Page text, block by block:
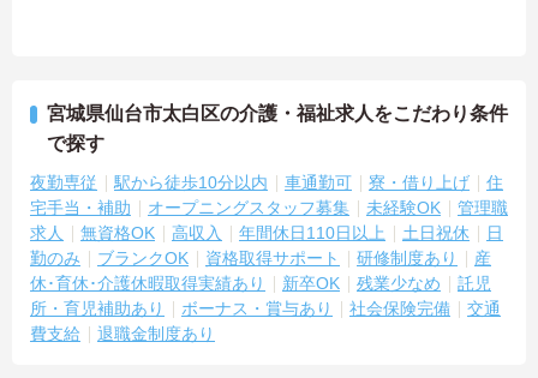
宮城県仙台市太白区の介護・福祉求人をこだわり条件
で探す
夜勤専従 駅から徒歩10分以内 車通勤可 寮・借り上げ
住
宅手当・補助
オープニングスタッフ募集 未経験OK
管理職
求人
無資格OK 高収入 年間休日110日以上 土日祝休
日
勤のみ
ブランクOK 資格取得サポート 研修制度あり
産
休･育休･介護休暇取得実績あり
新卒OK 残業少なめ
託児
所・育児補助あり
ボーナス・賞与あり 社会保険完備
交通
費支給
退職金制度あり